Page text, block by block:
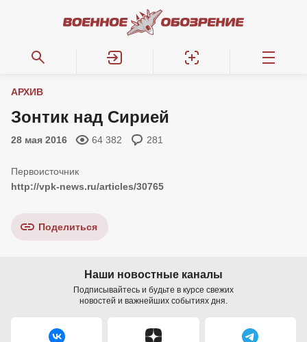
АРХИВ
Зонтик над Сирией
28 мая 2016 64 382 281
http://vpk-news.ru/articles/30765
Поделиться
Наши новостные каналы
Подписывайтесь и будьте в курсе свежих
новостей и важнейших событиях дня.